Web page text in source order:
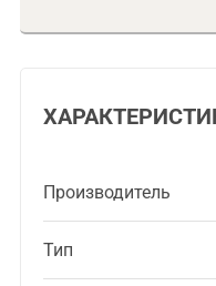
Производитель
Тип